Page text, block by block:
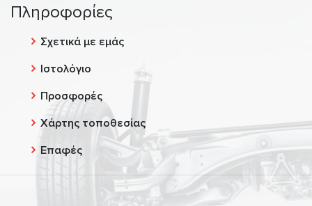
Πληροφορίες
Σχετικά με εμάς
Ιστολόγιο
Προσφορές
Χάρτης τοποθεσίας
Επαφές